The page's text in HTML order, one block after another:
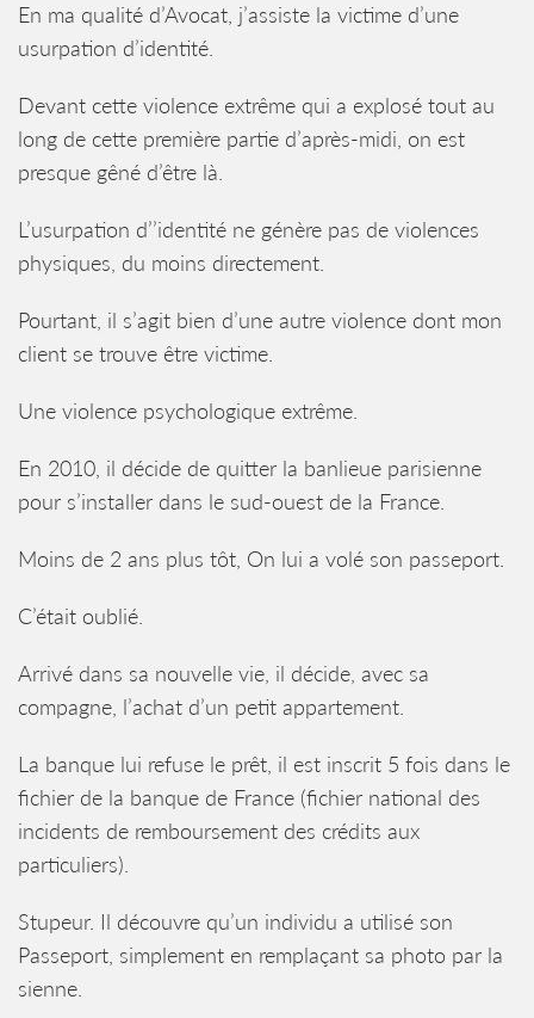
En ma qualité d’Avocat, j’assiste la victime d’une
usurpation d’identité.
Devant cette violence extrême qui a explosé tout au
long de cette première partie d’après-midi, on est
presque gêné d’être là.
L’usurpation d’’identité ne génère pas de violences
physiques, du moins directement.
Pourtant, il s’agit bien d’une autre violence dont mon
client se trouve être victime.
Une violence psychologique extrême.
En 2010, il décide de quitter la banlieue parisienne
pour s’installer dans le sud-ouest de la France.
Moins de 2 ans plus tôt, On lui a volé son passeport.
C’était oublié.
Arrivé dans sa nouvelle vie, il décide, avec sa
compagne, l’achat d’un petit appartement.
La banque lui refuse le prêt, il est inscrit 5 fois dans le
fichier de la banque de France (fichier national des
incidents de remboursement des crédits aux
particuliers).
Stupeur. Il découvre qu’un individu a utilisé son
Passeport, simplement en remplaçant sa photo par la
sienne.